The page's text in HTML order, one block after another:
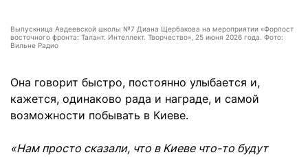
Выпускница Авдеевской школы №7 Диана Щербакова на мероприятии «Форпост
восточного фронта: Талант. Интеллект. Творчество», 25 июня 2026 года. Фото:
Вильне Радио
Она говорит быстро, постоянно улыбается и,
кажется, одинаково рада и награде, и самой
возможности побывать в Киеве.
«Нам просто сказали, что в Киеве что-то будут